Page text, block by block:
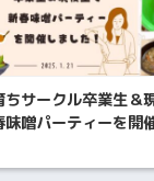
ちサークル卒業生＆
味噌パーティーを開